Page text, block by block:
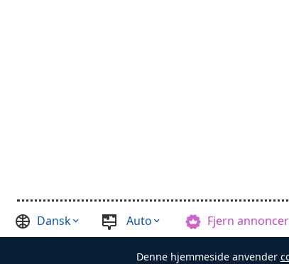
Dansk Auto Fjern annoncer
Denne hjemmeside anvender